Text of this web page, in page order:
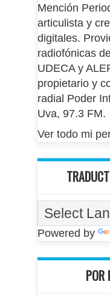
Mención
articulista y
digitales.
radiofónicas
UDECA y
propietario y
radial Poder
Uva, 97.3 FM.
Ver todo mi
Powered by
POR